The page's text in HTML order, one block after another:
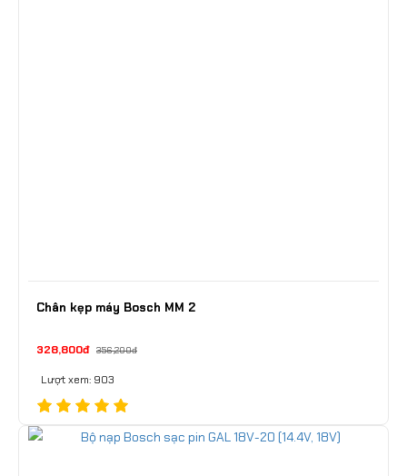
Chân kẹp máy Bosch MM 2
328,800đ 356,200đ
Lượt xem: 903